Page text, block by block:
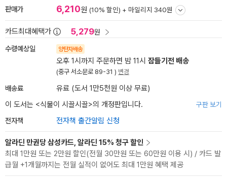
판매가 6,210원 (10% 할인) + 마일리지 340원
카드최대혜택가 5,279원
수령예상일 양탄자배송
오후 1시까지 주문하면 밤 11시 잠들기전 배송
(중구 서소문로 89-31 ) 변경
배송료
유료 (도서 1만5천원 이상 무료)
이 도서는 <식물이 시끌시끌>의 개정판입니다. 구판 보기
전자책 전자책 출간알림 신청
알라딘 만권당 삼성카드, 알라딘 15% 청구 할인
최대 1만원 또는 2만원 할인(전월 30만원 또는 60만원 이용 시) / 카드 발
급월 +1개월까지는 전월 실적이 없어도 최대 1만원 혜택 제공